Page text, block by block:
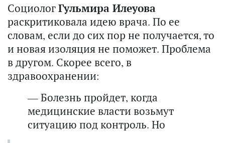
СоциологГульмира Илеуова
раскритиковала идею врача. По ее
словам, если до сих пор не получается, то
и новая изоляция не поможет. Проблема
в другом. Скорее всего, в
здравоохранении:
— Болезнь пройдет, когда
медицинские власти возьмут
ситуацию под контроль. Но